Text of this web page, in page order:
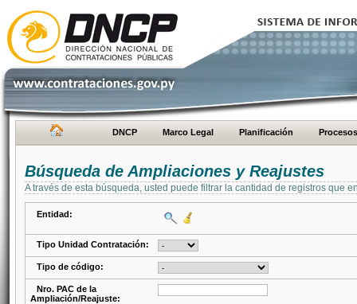
DNCP Marco Legal Planificación Procesos
Búsqueda de Ampliaciones y Reajustes
A través de esta búsqueda, usted puede filtrar la cantidad de registros que
Entidad:
Tipo Unidad Contratación:
Tipo de código:
Nro. PAC de la
Ampliación/Reajuste: